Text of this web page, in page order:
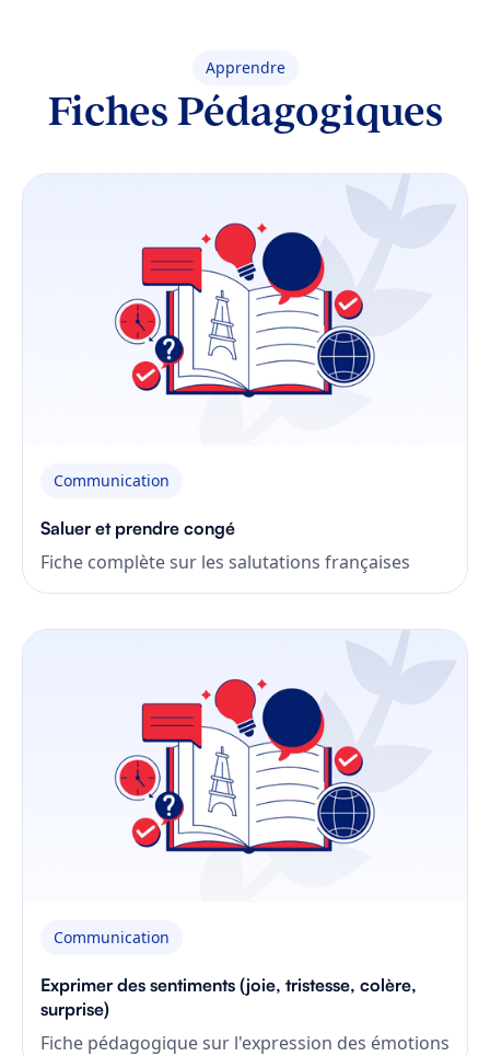
Apprendre
Fiches Pédagogiques
Communication
Saluer et prendre congé
Fiche complète sur les salutations françaises
Communication
Exprimer des sentiments (joie, tristesse, colère,
surprise)
Fiche pédagogique sur l'expression des émotions